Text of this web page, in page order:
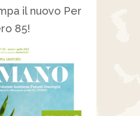
il nuovo Per
85!